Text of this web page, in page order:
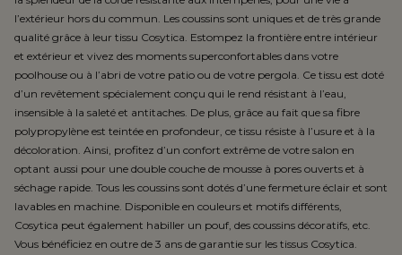
l’extérieur hors du commun. Les coussins sont uniques et de très grande
qualité grâce à leur tissu Cosytica. Estompez la frontière entre intérieur
et extérieur et vivez des moments superconfortables dans votre
poolhouse ou à l’abri de votre patio ou de votre pergola. Ce tissu est doté
d’un revêtement spécialement conçu qui le rend résistant à l’eau,
insensible à la saleté et antitaches. De plus, grâce au fait que sa fibre
polypropylène est teintée en profondeur, ce tissu résiste à l’usure et à la
décoloration. Ainsi, profitez d’un confort extrême de votre salon en
optant aussi pour une double couche de mousse à pores ouverts et à
séchage rapide. Tous les coussins sont dotés d’une fermeture éclair et sont
lavables en machine. Disponible en couleurs et motifs différents,
Cosytica peut également habiller un pouf, des coussins décoratifs, etc.
Vous bénéficiez en outre de 3 ans de garantie sur les tissus Cosytica.